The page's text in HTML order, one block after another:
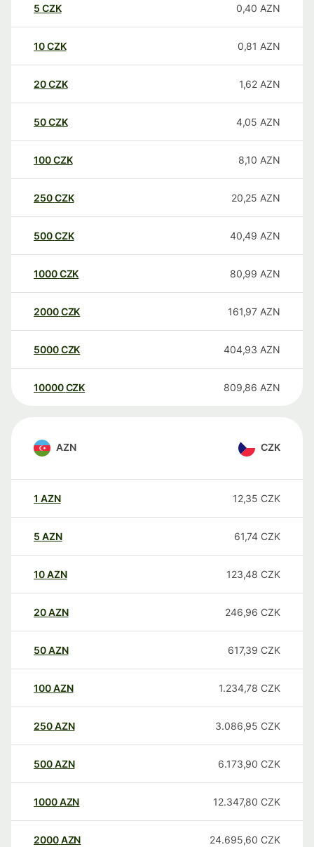
5 CZK 0,40 AZN
10CZK 0,81 AZN
20CZK 1,62 AZN
50CZK 4,05 AZN
100CZK 8,10 AZN
250CZK 20,25 AZN
500CZK 40,49 AZN
1000CZK 80,99 AZN
2000CZK 161,97 AZN
5000CZK 404,93 AZN
10000 CZK 809,86 AZN
AZN CZK
1 AZN 12,35 CZK
5 AZN 61,74 CZK
10AZN 123,48 CZK
20AZN 246,96 CZK
50AZN 617,39 CZK
100AZN 1.234,78 CZK
250AZN 3.086,95 CZK
500AZN 6.173,90 CZK
1000AZN 12.347,80 CZK
2000AZN 24.695,60 CZK